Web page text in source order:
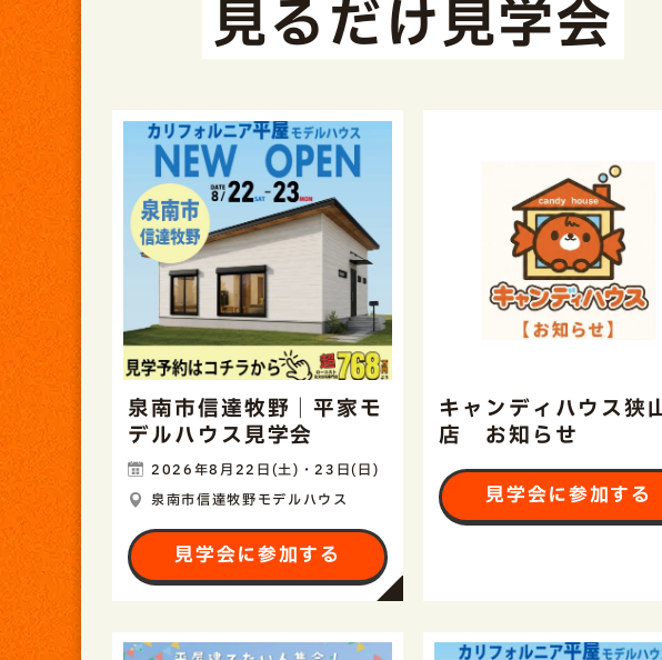
見るだけ見学会
泉南市信達牧野｜平家モ
デルハウス見学会
2026年8月22日(土)・23日(日)
泉南市信達牧野モデルハウス
見学会に参加する
キャンディハウス狭
店 お知らせ
見学会に参加する